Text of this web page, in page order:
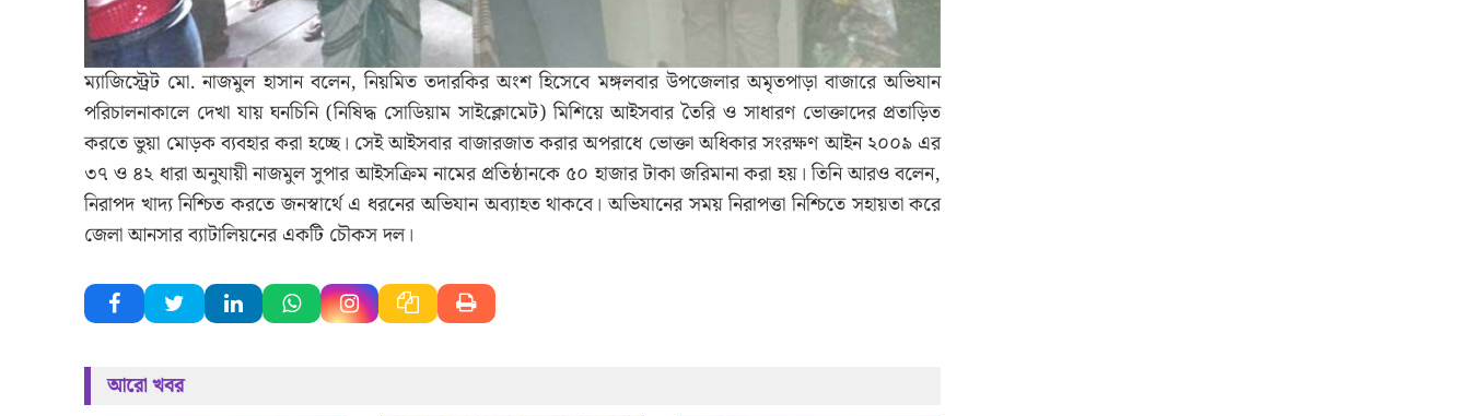
ম্যাজিস্ট্রেট মো. নাজমুল হাসান বলেন, নিয়মিত তদারকির অংশ হিসেবে মঙ্গলবার উপজেলার অমৃতপাড়া বাজারে অভিযান
পরিচালনাকালে দেখা যায় ঘনচিনি (নিষিদ্ধ সোডিয়াম সাইক্লোমেট) মিশিয়ে আইসবার তৈরি ও সাধারণ ভোক্তাদের প্রতাড়িত
করতে ভুয়া মোড়ক ব্যবহার করা হচ্ছে। সেই আইসবার বাজারজাত করার অপরাধে ভোক্তা অধিকার সংরক্ষণ আইন ২০০৯ এর
৩৭ ও ৪২ ধারা অনুযায়ী নাজমুল সুপার আইসক্রিম নামের প্রতিষ্ঠানকে ৫০ হাজার টাকা জরিমানা করা হয়। তিনি আরও বলেন,
নিরাপদ খাদ্য নিশ্চিত করতে জনস্বার্থে এ ধরনের অভিযান অব্যাহত থাকবে। অভিযানের সময় নিরাপত্তা নিশ্চিতে সহায়তা করে
জেলা আনসার ব্যাটালিয়নের একটি চৌকস দল।
আরো খবর